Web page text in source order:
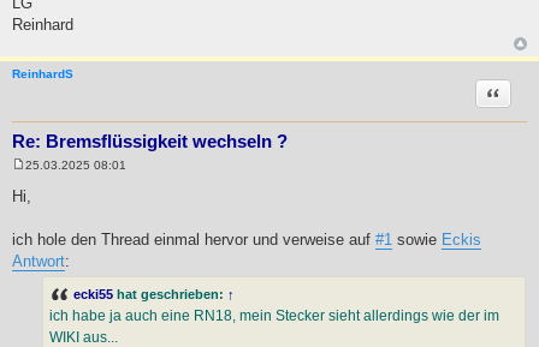
Reinhard
ReinhardS
Re: Bremsflüssigkeit wechseln ?
Zitat
r
a
g
25.03.2025 08:01
Hi,
ich hole den Thread einmal hervor und verweise auf #1 sowie Eckis
Antwort:
ecki55 hat geschrieben: ↑
ich habe ja auch eine RN18, mein Stecker sieht allerdings wie der im
WIKI aus...